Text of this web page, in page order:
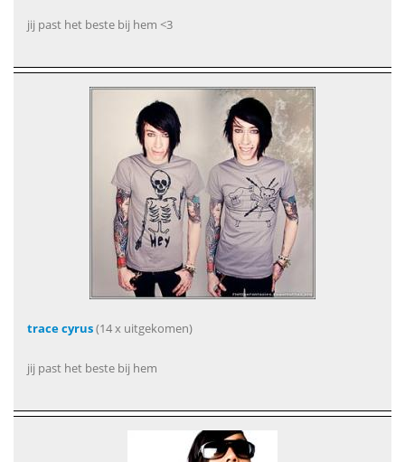
jij past het beste bij hem <3
trace cyrus(14 x uitgekomen)
jij past het beste bij hem